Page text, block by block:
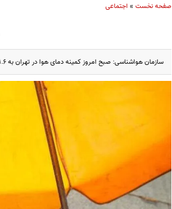
صفحه نخست» اجتماعی
سازمان هواشناسی: صبح امروز کمینه دمای هوا در تهران به ۲۱.۶ درجه سلسیوس رسید که حدود پنج درجه خنک‌تر از دیروز و حدود ۱۰ ...